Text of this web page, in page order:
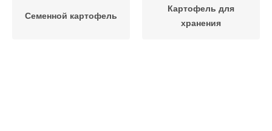
Семенной картофель
Картофель для
хранения